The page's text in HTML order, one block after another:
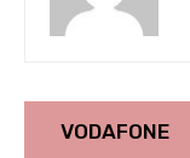
VODAFONE